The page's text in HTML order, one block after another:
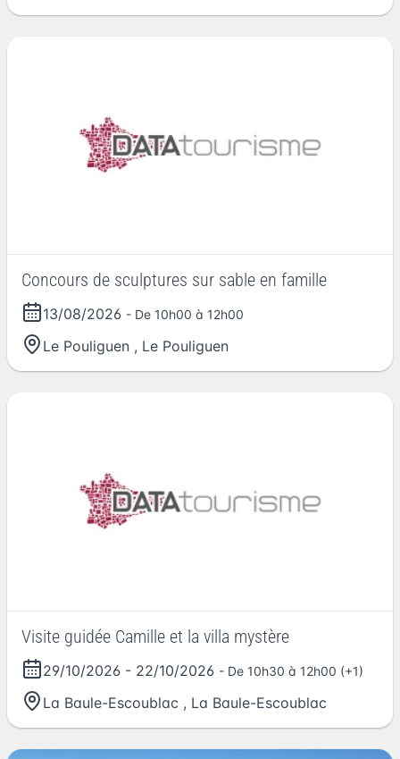
Concours de sculptures sur sable en famille
13/08/2026 - De 10h00 à 12h00
Le Pouliguen , Le Pouliguen
Visite guidée Camille et la villa mystère
29/10/2026 - 22/10/2026 - De 10h30 à 12h00 (+1)
La Baule-Escoublac , La Baule-Escoublac